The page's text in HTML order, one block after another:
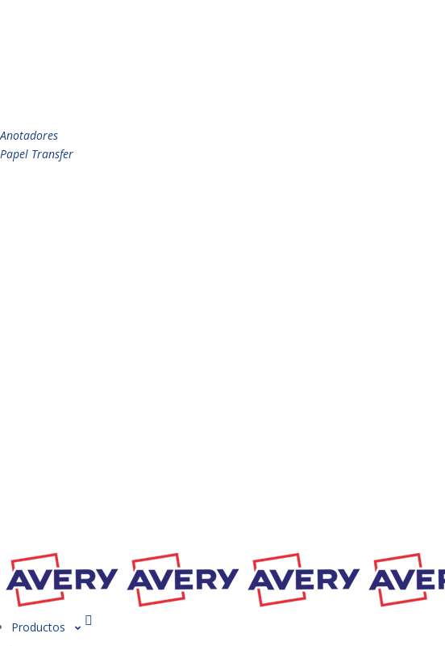
Anotadores
Papel Transfer
Productos